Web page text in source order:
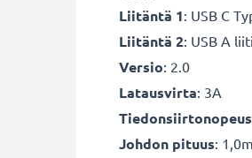
Liitäntä 1: USB C
Liitäntä 2: USB A
Versio: 2.0
Latausvirta: 3A
Johdon pituus: 1,0m